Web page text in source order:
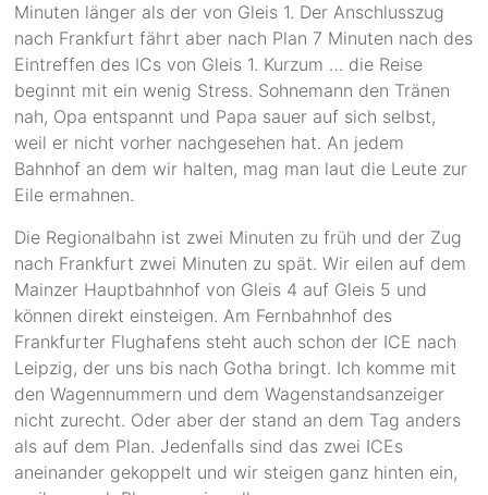
Minuten länger als der von Gleis 1. Der Anschlusszug
nach Frankfurt fährt aber nach Plan 7 Minuten nach des
Eintreffen des ICs von Gleis 1. Kurzum … die Reise
beginnt mit ein wenig Stress. Sohnemann den Tränen
nah, Opa entspannt und Papa sauer auf sich selbst,
weil er nicht vorher nachgesehen hat. An jedem
Bahnhof an dem wir halten, mag man laut die Leute zur
Eile ermahnen.
Die Regionalbahn ist zwei Minuten zu früh und der Zug
nach Frankfurt zwei Minuten zu spät. Wir eilen auf dem
Mainzer Hauptbahnhof von Gleis 4 auf Gleis 5 und
können direkt einsteigen. Am Fernbahnhof des
Frankfurter Flughafens steht auch schon der ICE nach
Leipzig, der uns bis nach Gotha bringt. Ich komme mit
den Wagennummern und dem Wagenstandsanzeiger
nicht zurecht. Oder aber der stand an dem Tag anders
als auf dem Plan. Jedenfalls sind das zwei ICEs
aneinander gekoppelt und wir steigen ganz hinten ein,